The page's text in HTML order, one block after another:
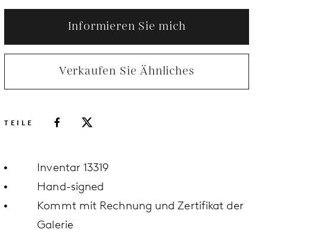
Informieren Sie mich
Verkaufen Sie Ähnliches
TEILE
Inventar 13319
Hand-signed
Kommt mit Rechnung und Zertifikat der
Galerie